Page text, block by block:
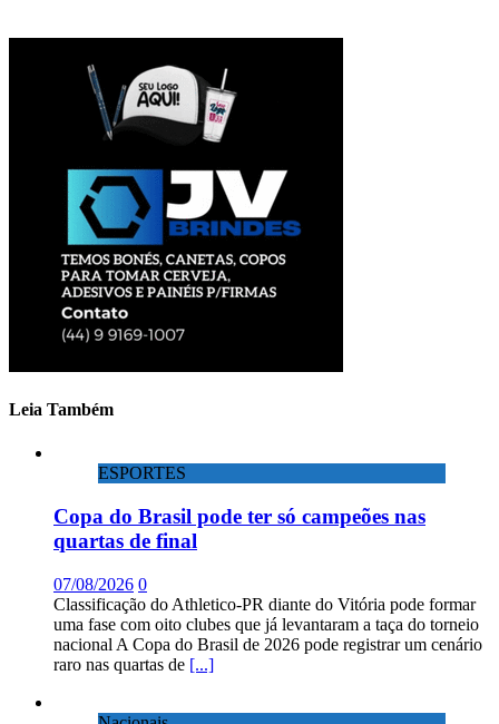
Leia Também
ESPORTES
Copa do Brasil pode ter só campeões nas
quartas de final
07/08/2026 0
Classificação do Athletico-PR diante do Vitória pode formar
uma fase com oito clubes que já levantaram a taça do torneio
nacional A Copa do Brasil de 2026 pode registrar um cenário
raro nas quartas de [...]